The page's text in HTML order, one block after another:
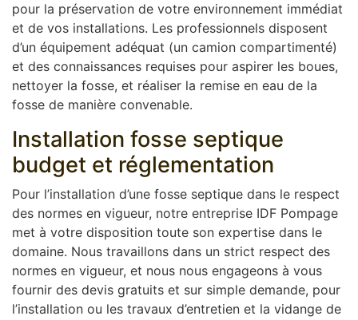
pour la préservation de votre environnement immédiat
et de vos installations. Les professionnels disposent
d’un équipement adéquat (un camion compartimenté)
et des connaissances requises pour aspirer les boues,
nettoyer la fosse, et réaliser la remise en eau de la
fosse de manière convenable.
Installation fosse septique
budget et réglementation
Pour l’installation d’une fosse septique dans le respect
des normes en vigueur, notre entreprise IDF Pompage
met à votre disposition toute son expertise dans le
domaine. Nous travaillons dans un strict respect des
normes en vigueur, et nous nous engageons à vous
fournir des devis gratuits et sur simple demande, pour
l’installation ou les travaux d’entretien et la vidange de